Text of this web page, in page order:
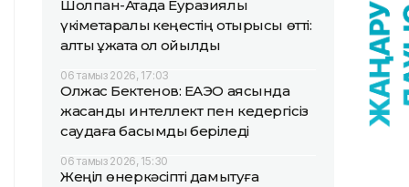
Шолпан-Атада Еуразиялық
үкіметаралық кеңестің отырысы өтті:
алты құжатқа қол қойылды
06 тамыз 2026, 17:03
Олжас Бектенов: ЕАЭО аясында
жасанды интеллект пен кедергісіз
саудаға басымдық беріледі
06 тамыз 2026, 15:30
Жеңіл өнеркәсіпті дамытуға